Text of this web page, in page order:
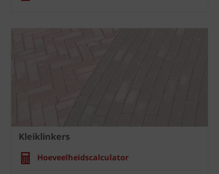
Kleiklinkers
Hoeveelheidscalculator